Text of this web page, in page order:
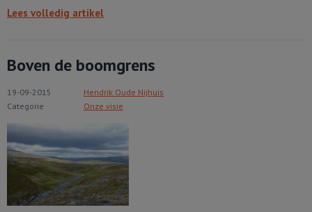
Lees volledig artikel
Boven de boomgrens
19-09-2015
Hendrik Oude Nijhuis
Categorie
Onze visie